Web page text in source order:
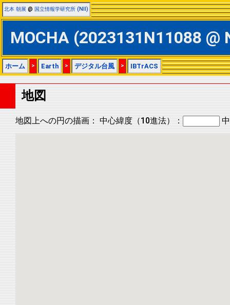
北本 朝展 @ 国立情報学研究所 (NII)
MOCHA (2023131N11088
ホーム > Earth > デジタル台風 > IBTrACS
地図
地図上への円の描画： 中心緯度（10進法）：